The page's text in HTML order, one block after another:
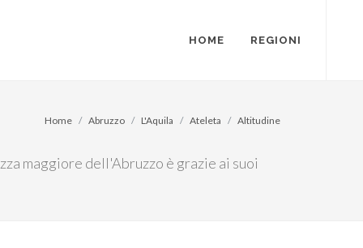
HOME REGIONI
maggiore dell'Abruzzo è grazie ai suoi
Home Abruzzo L'Aquila Ateleta Altitudine